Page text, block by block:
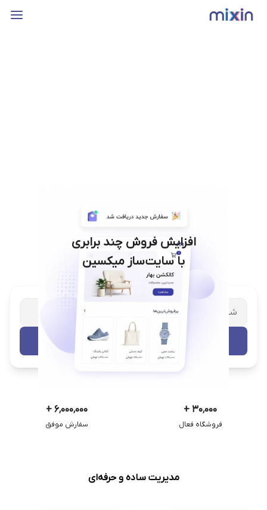
افزایش فروش چند برابری
با سایت‌ساز میکسین
شریک تجاری ترب با پشتیبانی اختصاصی
تست رایگان
۳۰٬۰۰۰ +
فروشگاه فعال
۶٬۰۰۰٬۰۰۰ +
سفارش موفق
مدیریت ساده و حرفه‌ای